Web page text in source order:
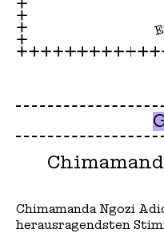
Chimamanda Ngozi
herausragendsten